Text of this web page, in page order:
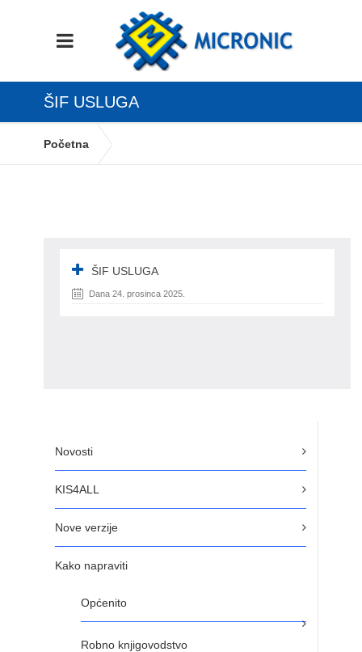
ŠIF USLUGA
Početna
Novosti
KIS4ALL
Nove verzije
Kako napraviti
Općenito
Robno knjigovodstvo
ŠIF USLUGA
Dana 24. prosinca 2025.